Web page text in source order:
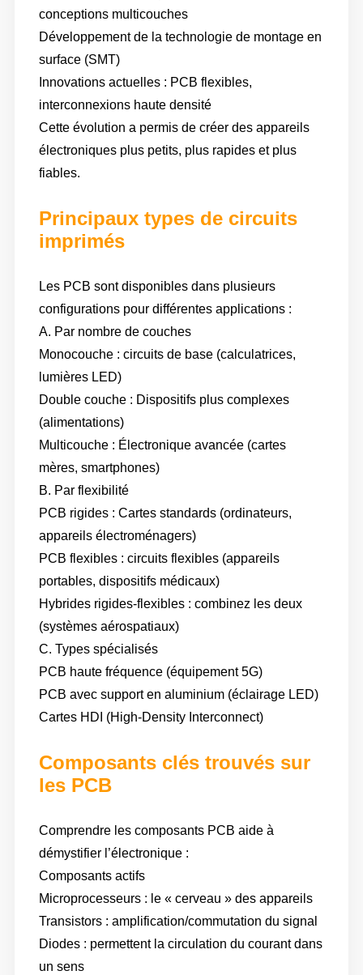
conceptions multicouches
Développement de la technologie de montage en
surface (SMT)
Innovations actuelles : PCB flexibles,
interconnexions haute densité
Cette évolution a permis de créer des appareils
électroniques plus petits, plus rapides et plus
fiables.
Principaux types de circuits
imprimés
Les PCB sont disponibles dans plusieurs
configurations pour différentes applications :
A. Par nombre de couches
Monocouche : circuits de base (calculatrices,
lumières LED)
Double couche : Dispositifs plus complexes
(alimentations)
Multicouche : Électronique avancée (cartes
mères, smartphones)
B. Par flexibilité
PCB rigides : Cartes standards (ordinateurs,
appareils électroménagers)
PCB flexibles : circuits flexibles (appareils
portables, dispositifs médicaux)
Hybrides rigides-flexibles : combinez les deux
(systèmes aérospatiaux)
C. Types spécialisés
PCB haute fréquence (équipement 5G)
PCB avec support en aluminium (éclairage LED)
Cartes HDI (High-Density Interconnect)
Composants clés trouvés sur
les PCB
Comprendre les composants PCB aide à
démystifier l’électronique :
Composants actifs
Microprocesseurs : le « cerveau » des appareils
Transistors : amplification/commutation du signal
Diodes : permettent la circulation du courant dans
un sens